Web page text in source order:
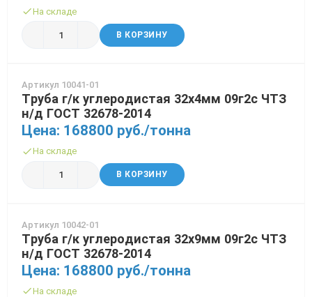
На складе
В КОРЗИНУ
Артикул 10041-01
Труба г/к углеродистая 32х4мм 09г2с ЧТЗ
н/д ГОСТ 32678-2014
Цена: 168800 руб./тонна
На складе
В КОРЗИНУ
Артикул 10042-01
Труба г/к углеродистая 32х9мм 09г2с ЧТЗ
н/д ГОСТ 32678-2014
Цена: 168800 руб./тонна
На складе